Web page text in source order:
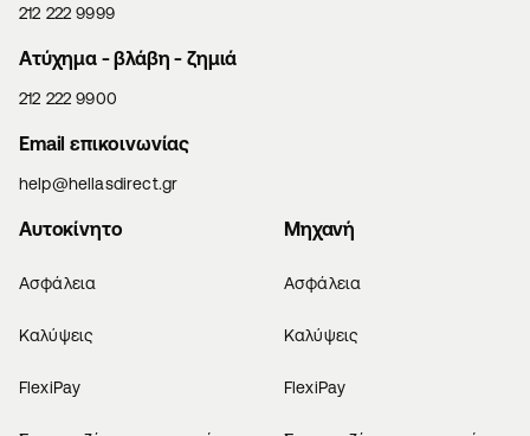
212 222 9999
Aτύχημα - βλάβη - ζημιά
212 222 9900
Email επικοινωνίας
help@hellasdirect.gr
Αυτοκίνητο
Ασφάλεια
Καλύψεις
FlexiPay
Μηχανή
Ασφάλεια
Καλύψεις
FlexiPay